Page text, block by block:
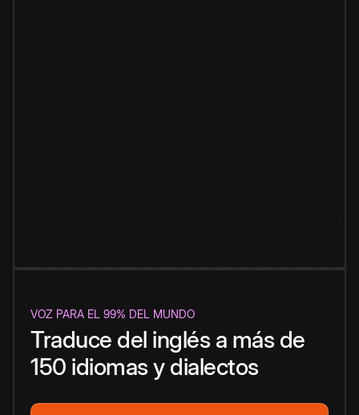
VOZ PARA EL 99% DEL MUNDO
Traduce del inglés a más de
150 idiomas y dialectos